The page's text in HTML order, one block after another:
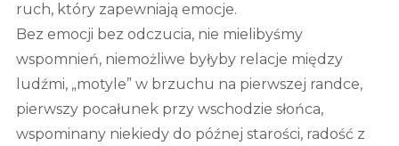
ruch, który zapewniają emocje.
Bez emocji bez odczucia, nie mielibyśmy
wspomnień, niemożliwe byłyby relacje między
ludźmi, „motyle” w brzuchu na pierwszej randce,
pierwszy pocałunek przy wschodzie słońca,
wspominany niekiedy do późnej starości, radość z